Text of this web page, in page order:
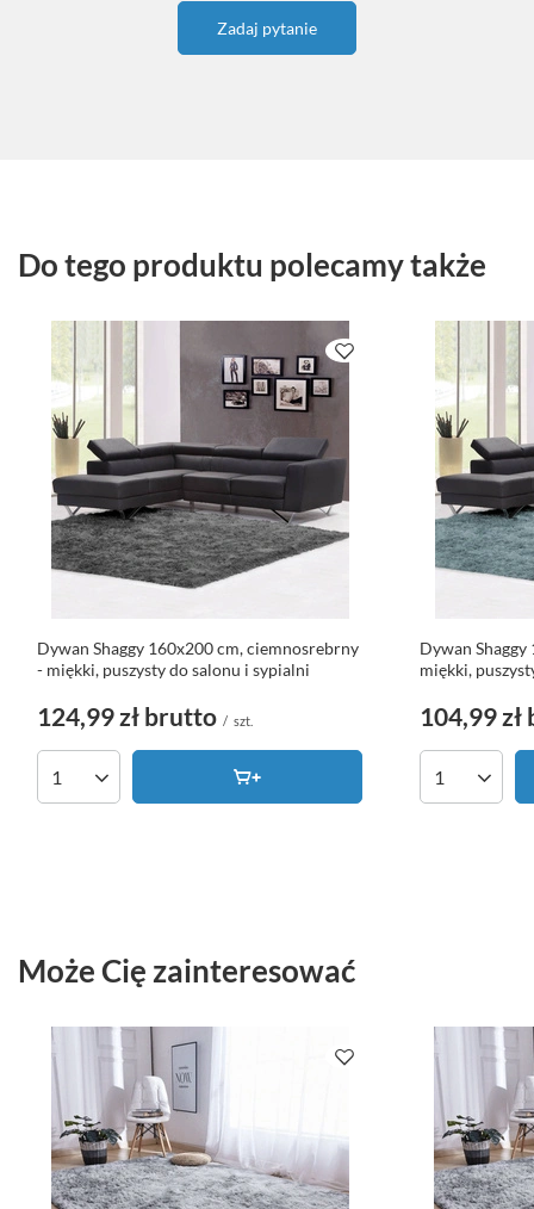
Zadaj pytanie
Do tego produktu polecamy także
Dywan Shaggy 160x200 cm, ciemnosrebrny
- miękki, puszysty do salonu i sypialni
124,99 zł brutto / szt.
Ilość produktów
Dywan
miękki,
104,99 zł
Ilość
Może Cię zainteresować